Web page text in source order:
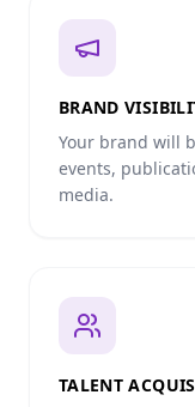
BRAND
Your brand will
events,
media.
TALENT